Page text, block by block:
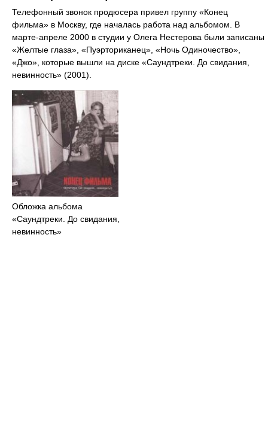
Телефонный звонок продюсера привел группу «Конец
фильма» в Москву, где началась работа над альбомом. В
марте-апреле 2000 в студии у Олега Нестерова были записаны
«Желтые глаза», «Пуэрториканец», «Ночь Одиночество»,
«Джо», которые вышли на диске «Саундтреки. До свидания,
невинность» (2001).
Обложка альбома
«Саундтреки. До свидания,
невинность»